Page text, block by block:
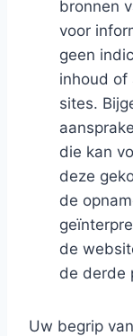
bronnen
voor
geen
inhoud of
sites.
die kan
deze
de
de
de derde
Uw begrip